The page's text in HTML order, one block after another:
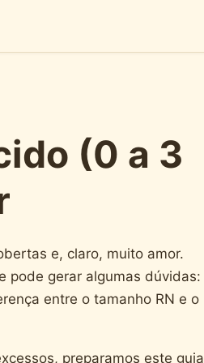
(0 a 3
e, claro, muito amor.
pode gerar algumas dúvidas:
entre o tamanho RN e o
preparamos este guia